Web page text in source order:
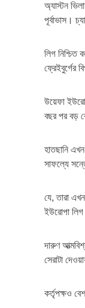
অ্যাস্টন
পূর্বাভাস।
লিগ নিশ্চিত
ফ্রেইবুর্গের
উয়েফা
বছর পর বড়
হাতছানি
সাফল্যে
যে, তারা
ইউরোপা লিগ
দারুণ
সেরাটা
কর্তৃপক্ষও